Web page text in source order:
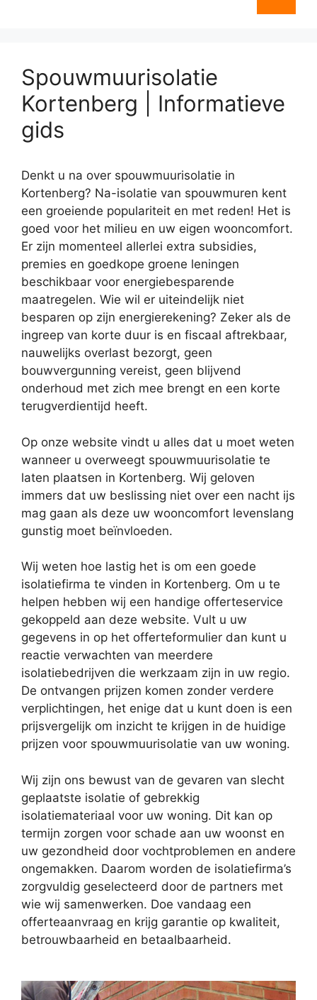
Spouwmuurisolatie
Kortenberg | Informatieve
gids
Denkt u na over spouwmuurisolatie in
Kortenberg? Na-isolatie van spouwmuren kent
een groeiende populariteit en met reden! Het is
goed voor het milieu en uw eigen wooncomfort.
Er zijn momenteel allerlei extra subsidies,
premies en goedkope groene leningen
beschikbaar voor energiebesparende
maatregelen. Wie wil er uiteindelijk niet
besparen op zijn energierekening? Zeker als de
ingreep van korte duur is en fiscaal aftrekbaar,
nauwelijks overlast bezorgt, geen
bouwvergunning vereist, geen blijvend
onderhoud met zich mee brengt en een korte
terugverdientijd heeft.
Op onze website vindt u alles dat u moet weten
wanneer u overweegt spouwmuurisolatie te
laten plaatsen in Kortenberg. Wij geloven
immers dat uw beslissing niet over een nacht ijs
mag gaan als deze uw wooncomfort levenslang
gunstig moet beïnvloeden.
Wij weten hoe lastig het is om een goede
isolatiefirma te vinden in Kortenberg. Om u te
helpen hebben wij een handige offerteservice
gekoppeld aan deze website. Vult u uw
gegevens in op het offerteformulier dan kunt u
reactie verwachten van meerdere
isolatiebedrijven die werkzaam zijn in uw regio.
De ontvangen prijzen komen zonder verdere
verplichtingen, het enige dat u kunt doen is een
prijsvergelijk om inzicht te krijgen in de huidige
prijzen voor spouwmuurisolatie van uw woning.
Wij zijn ons bewust van de gevaren van slecht
geplaatste isolatie of gebrekkig
isolatiemateriaal voor uw woning. Dit kan op
termijn zorgen voor schade aan uw woonst en
uw gezondheid door vochtproblemen en andere
ongemakken. Daarom worden de isolatiefirma’s
zorgvuldig geselecteerd door de partners met
wie wij samenwerken. Doe vandaag een
offerteaanvraag en krijg garantie op kwaliteit,
betrouwbaarheid en betaalbaarheid.